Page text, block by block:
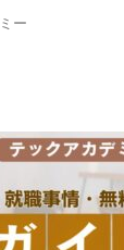
ー